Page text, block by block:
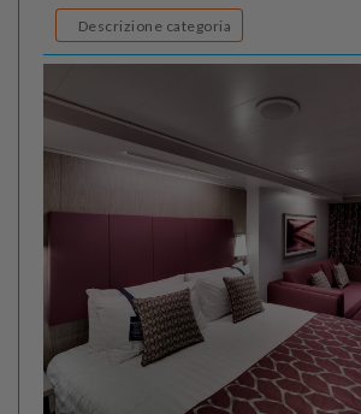
Descrizione categoria